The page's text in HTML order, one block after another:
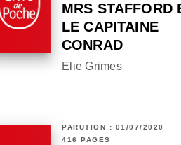
MRS STAFFORD
LE CAPITAINE
CONRAD
Elie Grimes
PARUTION : 01/07/2020
416 PAGES